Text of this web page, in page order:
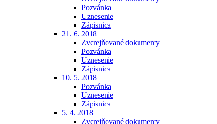
Pozvánka
Uznesenie
Zápisnica
21. 6. 2018
Zverejňované dokumenty
Pozvánka
Uznesenie
Zápisnica
10. 5. 2018
Pozvánka
Uznesenie
Zápisnica
5. 4. 2018
Zverejňované dokumenty